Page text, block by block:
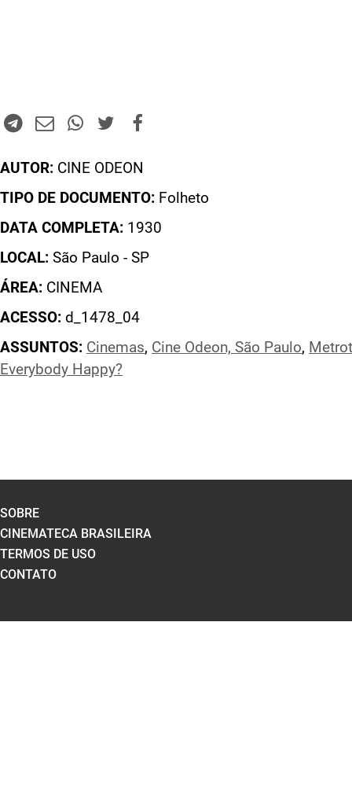
AUTOR: CINE ODEON
TIPO DE DOCUMENTO: Folheto
DATA COMPLETA: 1930
LOCAL: São Paulo - SP
ÁREA: CINEMA
ACESSO: d_1478_04
ASSUNTOS: Cinemas, Cine Odeon, São Paulo,
Everybody Happy?
SOBRE
CINEMATECA BRASILEIRA
TERMOS DE USO
CONTATO